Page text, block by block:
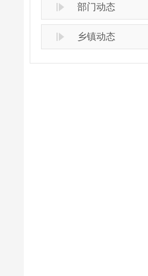
部门动态
乡镇动态